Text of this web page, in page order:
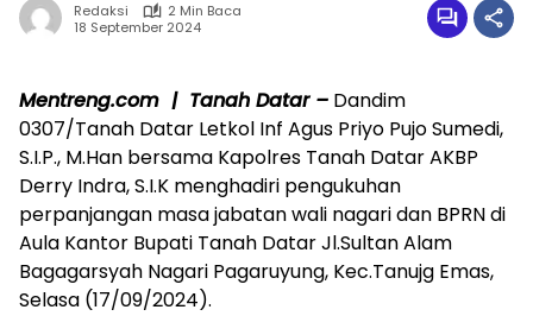
Redaksi
2 Min Baca
18 September 2024
Mentreng.com | Tanah Datar – Dandim
0307/Tanah Datar Letkol Inf Agus Priyo Pujo Sumedi,
S.I.P., M.Han bersama Kapolres Tanah Datar AKBP
Derry Indra, S.I.K menghadiri pengukuhan
perpanjangan masa jabatan wali nagari dan BPRN di
Aula Kantor Bupati Tanah Datar Jl.Sultan Alam
Bagagarsyah Nagari Pagaruyung, Kec.Tanujg Emas,
Selasa (17/09/2024).